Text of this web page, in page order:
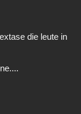
die leute in